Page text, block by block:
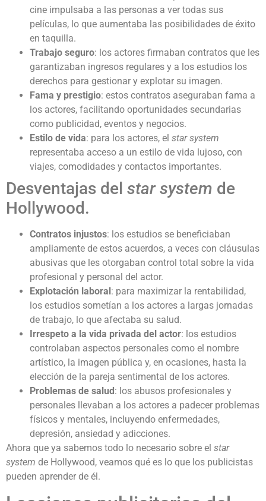
cine impulsaba a las personas a ver todas sus
películas, lo que aumentaba las posibilidades de éxito
en taquilla.
Trabajo seguro: los actores firmaban contratos que les
garantizaban ingresos regulares y a los estudios los
derechos para gestionar y explotar su imagen.
Fama y prestigio: estos contratos aseguraban fama a
los actores, facilitando oportunidades secundarias
como publicidad, eventos y negocios.
Estilo de vida: para los actores, el star system
representaba acceso a un estilo de vida lujoso, con
viajes, comodidades y contactos importantes.
Desventajas del star system de
Hollywood.
Contratos injustos: los estudios se beneficiaban
ampliamente de estos acuerdos, a veces con cláusulas
abusivas que les otorgaban control total sobre la vida
profesional y personal del actor.
Explotación laboral: para maximizar la rentabilidad,
los estudios sometían a los actores a largas jornadas
de trabajo, lo que afectaba su salud.
Irrespeto a la vida privada del actor: los estudios
controlaban aspectos personales como el nombre
artístico, la imagen pública y, en ocasiones, hasta la
elección de la pareja sentimental de los actores.
Problemas de salud: los abusos profesionales y
personales llevaban a los actores a padecer problemas
físicos y mentales, incluyendo enfermedades,
depresión, ansiedad y adicciones.
Ahora que ya sabemos todo lo necesario sobre el star
system de Hollywood, veamos qué es lo que los publicistas
pueden aprender de él.